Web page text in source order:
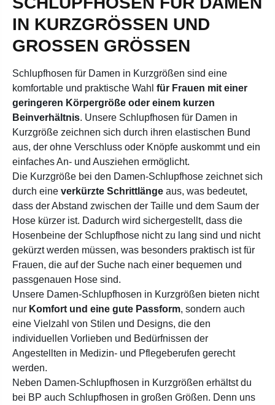
IN KURZGRÖSSEN UND G
ROSSEN GRÖSSEN
Schlupfhosen für Damen in Kurzgrößen sind eine
komfortable und praktische Wahl für Frauen mit einer
geringeren Körpergröße oder einem kurzen
Beinverhältnis. Unsere Schlupfhosen für Damen in
Kurzgröße zeichnen sich durch ihren elastischen Bund
aus, der ohne Verschluss oder Knöpfe auskommt und ein
einfaches An- und Ausziehen ermöglicht.
Die Kurzgröße bei den Damen-Schlupfhose zeichnet sich
durch eine verkürzte Schrittlänge aus, was bedeutet,
dass der Abstand zwischen der Taille und dem Saum der
Hose kürzer ist. Dadurch wird sichergestellt, dass die
Hosenbeine der Schlupfhose nicht zu lang sind und nicht
gekürzt werden müssen, was besonders praktisch ist für
Frauen, die auf der Suche nach einer bequemen und
passgenauen Hose sind.
Unsere Damen-Schlupfhosen in Kurzgrößen bieten nicht
nur Komfort und eine gute Passform, sondern auch
eine Vielzahl von Stilen und Designs, die den
individuellen Vorlieben und Bedürfnissen der
Angestellten in Medizin- und Pflegeberufen gerecht
werden.
Neben Damen-Schlupfhosen in Kurzgrößen erhältst du
bei BP auch Schlupfhosen in großen Größen. Denn uns